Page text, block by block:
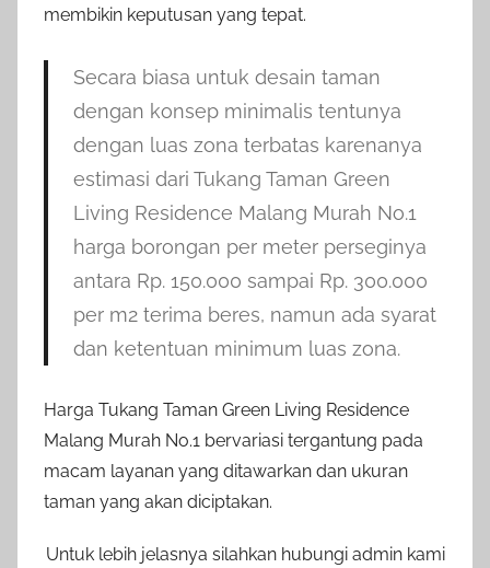
membikin keputusan yang tepat.
Secara biasa untuk desain taman
dengan konsep minimalis tentunya
dengan luas zona terbatas karenanya
estimasi dari Tukang Taman Green
Living Residence Malang Murah No.1
harga borongan per meter perseginya
antara Rp. 150.000 sampai Rp. 300.000
per m2 terima beres, namun ada syarat
dan ketentuan minimum luas zona.
Harga Tukang Taman Green Living Residence
Malang Murah No.1 bervariasi tergantung pada
macam layanan yang ditawarkan dan ukuran
taman yang akan diciptakan.
Untuk lebih jelasnya silahkan hubungi admin kami